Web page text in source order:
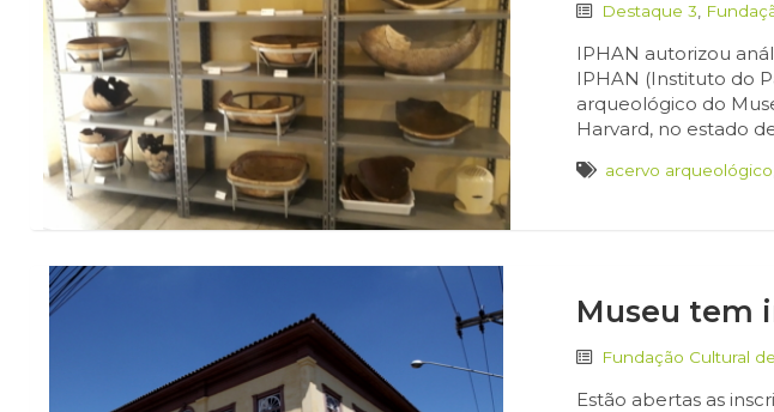
Destaque 3
IPHAN autorizou
IPHAN (Instituto do
arqueológico do
Harvard, no estado
acervo arqueológico
Museu tem
Fundação Cultural
Estão abertas as